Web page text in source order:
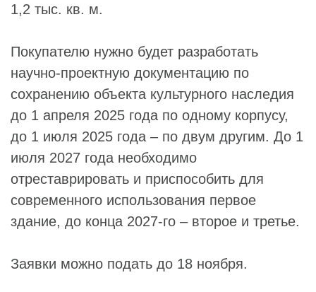
1,2 тыс. кв. м.
Покупателю нужно будет разработать
научно-проектную документацию по
сохранению объекта культурного наследия
до 1 апреля 2025 года по одному корпусу,
до 1 июля 2025 года – по двум другим. До 1
июля 2027 года необходимо
отреставрировать и приспособить для
современного использования первое
здание, до конца 2027-го – второе и третье.
Заявки можно подать до 18 ноября.